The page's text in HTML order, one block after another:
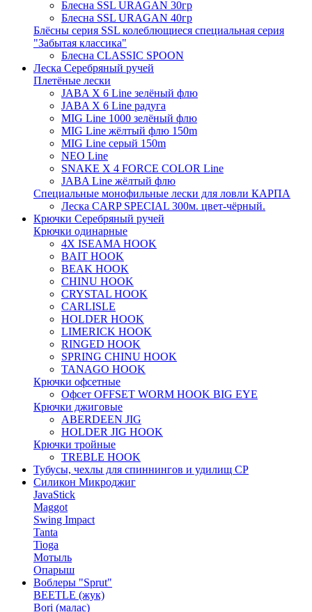
Блесна SSL URAGAN 30гр
Блесна SSL URAGAN 40гр
Блёсны серия SSL колеблющиеся специальная серия
"Забытая классика"
Блесна CLASSIC SPOON
Леска Серебряный ручей
Плетёные лески
JABA X 6 Line зелёный флю
JABA X 6 Line радуга
MIG Line 1000 зелёный флю
MIG Line жёлтый флю 150m
MIG Line серый 150m
NEO Line
SNAKE X 4 FORCE COLOR Line
JABA Line жёлтый флю
Специальные монофильные лески для ловли КАРПА
Леска CARP SPECIAL 300м. цвет-чёрный.
Крючки Серебряный ручей
Крючки одинарные
4X ISEAMA HOOK
BAIT HOOK
BEAK HOOK
CHINU HOOK
CRYSTAL HOOK
CARLISLE
HOLDER HOOK
LIMERICK HOOK
RINGED HOOK
SPRING CHINU HOOK
TANAGO HOOK
Крючки офсетные
Офсет OFFSET WORM HOOK BIG EYE
Крючки джиговые
ABERDEEN JIG
HOLDER JIG HOOK
Крючки тройные
TREBLE HOOK
Тубусы, чехлы для спиннингов и удилищ СР
Силикон Микроджиг
JavaStick
Maggot
Swing Impact
Tanta
Tioga
Мотыль
Опарыш
Воблеры "Sprut"
BEETLE (жук)
Bori (малас)